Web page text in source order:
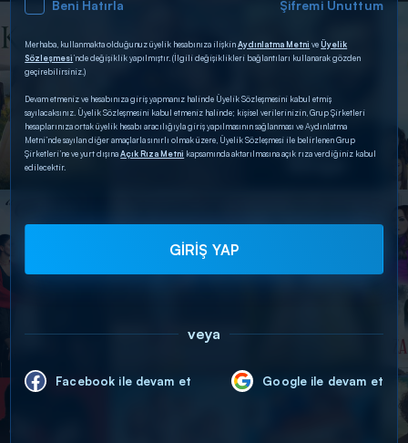
DİĞER SONUÇLAR
Beni Hatırla Şifremi Unuttum
Merhaba, kullanmakta olduğunuz üyelik hesabınıza ilişkinAydınlatma Metni veÜyelik
Sözleşmesi’nde değişiklik yapılmıştır. (İlgili değişiklikleri bağlantıları kullanarak gözden
geçirebilirsiniz.)
Devam etmeniz ve hesabınıza giriş yapmanız halinde Üyelik Sözleşmesini kabul etmiş
sayılacaksınız. Üyelik Sözleşmesini kabul etmeniz halinde; kişisel verilerinizin, Grup Şirketleri
hesaplarınıza ortak üyelik hesabı aracılığıyla giriş yapılmasının sağlanması ve Aydınlatma
Metni’nde sayılan diğer amaçlarla sınırlı olmak üzere, Üyelik Sözleşmesi ile belirlenen Grup
Şirketleri’ne ve yurt dışınaAçık Rıza Metni kapsamında aktarılmasına açık rıza verdiğiniz kabul
edilecektir.
GİRİŞ YAP
veya
Facebook ile devam et Google ile devam et